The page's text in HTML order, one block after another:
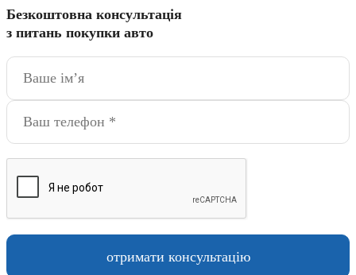
Безкоштовна консультація
з питань покупки авто